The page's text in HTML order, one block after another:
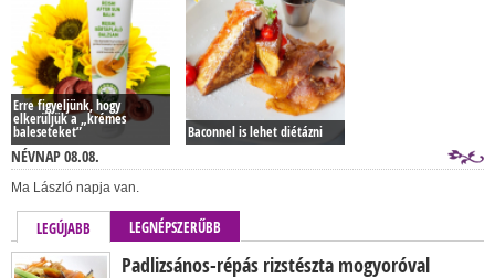
Erre figyeljünk, hogy
elkerüljük a „krémes
baleseteket” Baconnel is lehet diétázni
NÉVNAP 08.08.
Ma László napja van.
LEGÚJABB LEGNÉPSZERŰBB
Padlizsános-répás rizstészta mogyoróval